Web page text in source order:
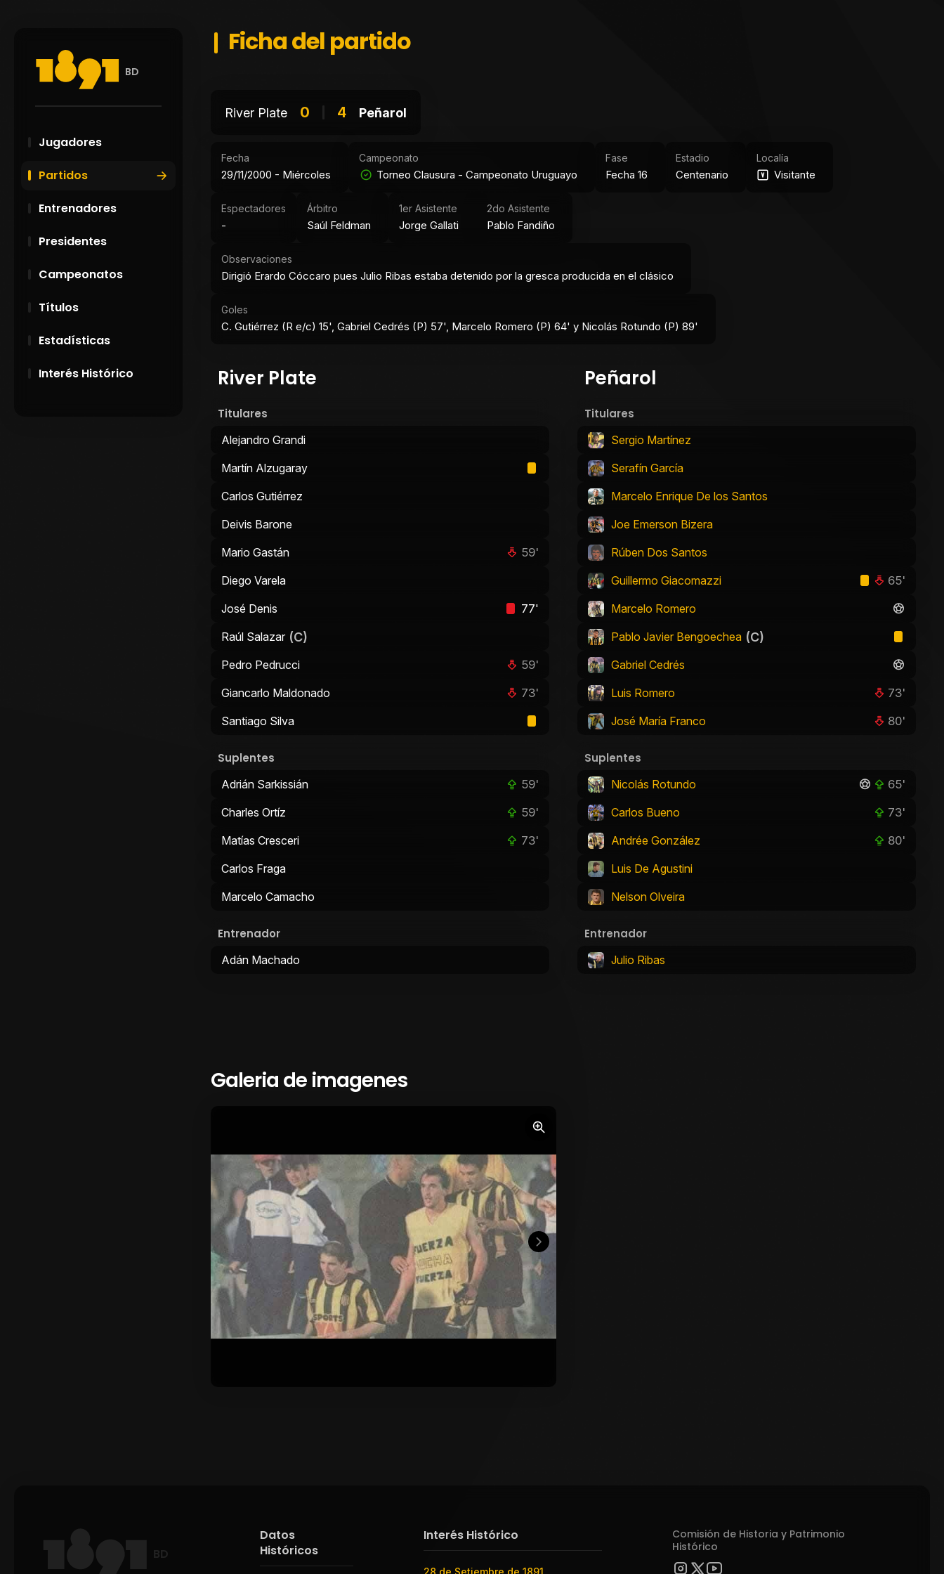
BD
Jugadores
Partidos
Entrenadores
Presidentes
Campeonatos
Títulos
Estadísticas
Interés Histórico
Ficha del partido
River Plate 0 4 Peñarol
Fecha
29/11/2000 - Miércoles
Campeonato
Torneo Clausura - Campeonato Uruguayo
Fase
Fecha 16
Estadio
Centenario
Localía
Visitante
Espectadores
-
Árbitro
Saúl Feldman
1er Asistente
Jorge Gallati
2do Asistente
Pablo Fandiño
Observaciones
Dirigió Erardo Cóccaro pues Julio Ribas estaba detenido por la gresca producida en el clásico
Goles
C. Gutiérrez (R e/c) 15', Gabriel Cedrés (P) 57', Marcelo Romero (P) 64' y Nicolás Rotundo (P) 89'
Peñarol
Titulares
Sergio Martínez
Serafín García
Marcelo Enrique De los Santos
Joe Emerson Bizera
Rúben Dos Santos
Guillermo Giacomazzi
65'
Marcelo Romero
Pablo Javier Bengoechea (C)
Gabriel Cedrés
Luis Romero
73'
José María Franco 80'
Suplentes
Nicolás Rotundo 65'
Carlos Bueno 73'
Andrée González 80'
Luis De Agustini
Nelson Olveira
Entrenador
Julio Ribas
River Plate
Titulares
Alejandro Grandi
Martín Alzugaray
Carlos Gutiérrez
Deivis Barone
Mario Gastán
59'
Diego Varela
José Denis
77'
Raúl Salazar (C)
Pedro Pedrucci 59'
Giancarlo Maldonado 73'
Santiago Silva
Suplentes
Adrián Sarkissián 59'
Charles Ortíz 59'
Matías Cresceri 73'
Carlos Fraga
Marcelo Camacho
Entrenador
Adán Machado
Galeria de imagenes
BD
Datos
Históricos
Interés Histórico
28 de Setiembre de 1891
Comisión de Historia y Patrimonio
Histórico